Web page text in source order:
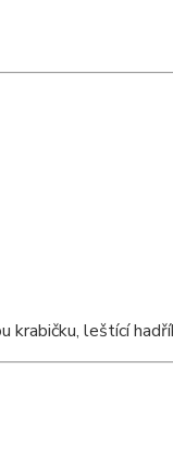
krabičku, leštící